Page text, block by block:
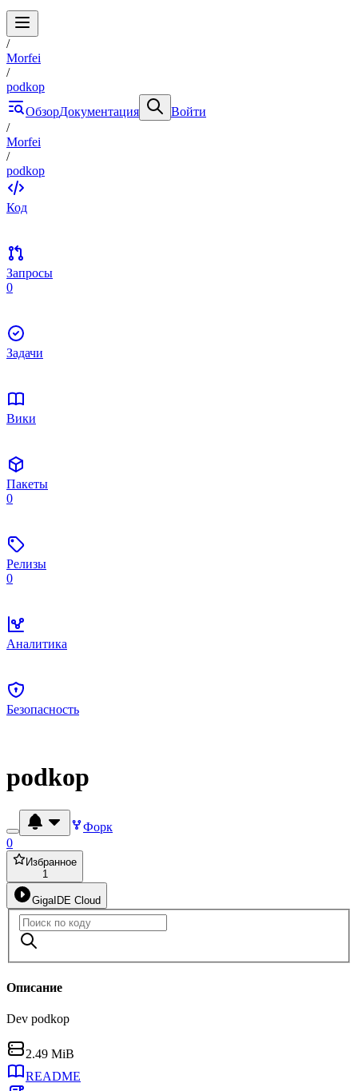
/
Morfei
/
podkop
ОбзорДокументация
Войти
/
Morfei
/
podkop
Код
Запросы
0
Задачи
Вики
Пакеты
0
Релизы
0
Аналитика
Безопасность
podkop
Форк
0
Избранное
1
GigaIDE Cloud
Описание
Dev podkop
2.49 MiB
README